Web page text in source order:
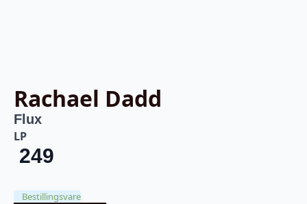
Rachael Dadd
Flux
LP
249
Bestillingsvare